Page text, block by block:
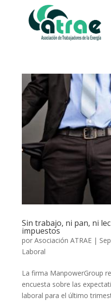
Sin trabajo, ni pan, ni
impuestos
por Asociación ATRAE|
Laboral
La firma ManpowerGroup
encuesta sobre las
laboral para el último